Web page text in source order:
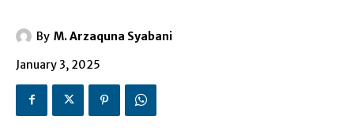
By M. Arzaquna Syabani
January 3, 2025